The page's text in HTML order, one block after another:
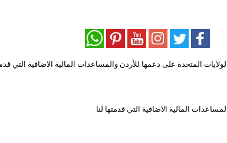
المالية الاضافية التي قدمتها لنا